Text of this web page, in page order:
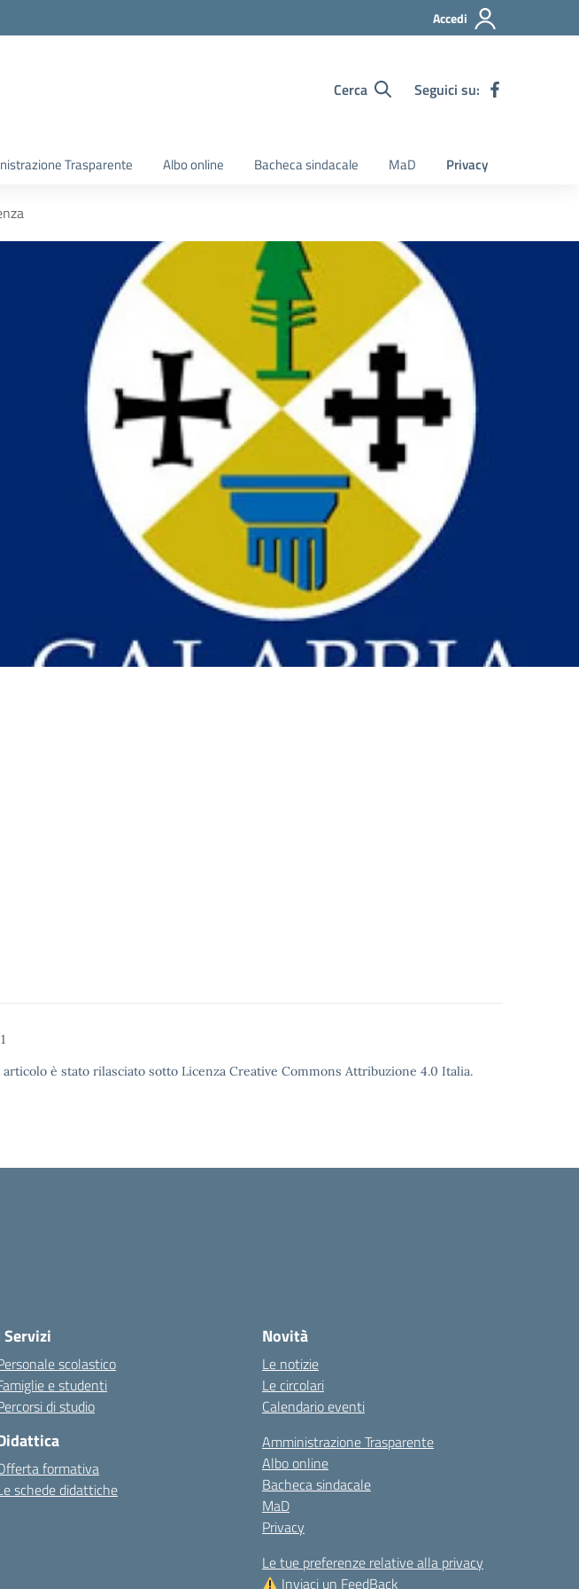
Accedi
Cerca Seguici su:
Trasparente Albo online Bacheca sindacale MaD Privacy
è stato rilasciato sotto Licenza Creative Commons Attribuzione 4.0 Italia.
Servizi
scolastico
e studenti
di studio
formativa
schede didattiche
Novità
Le notizie
Le circolari
Calendario eventi
Amministrazione Trasparente
Albo online
Bacheca sindacale
MaD
Privacy
Le tue preferenze relative alla privacy
Inviaci un FeedBack